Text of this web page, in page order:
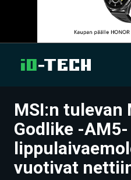
UUTISET
ARTIKKELIT
VIDEOT
MSI:n tulevan
Godlike -AM5-
vuotivat